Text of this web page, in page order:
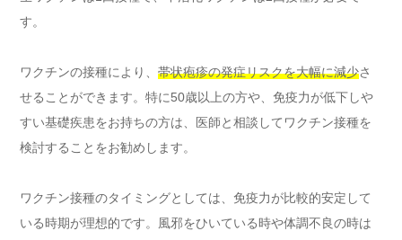
す。
ワクチンの接種により、 帯状疱疹の発症リスクを大幅に減少さ
せることができます。特に50歳以上の方や、免疫力が低下しや
すい基礎疾患をお持ちの方は、医師と相談してワクチン接種を
検討することをお勧めします。
ワクチン接種のタイミングとしては、免疫力が比較的安定して
いる時期が理想的です。風邪をひいている時や体調不良の時は